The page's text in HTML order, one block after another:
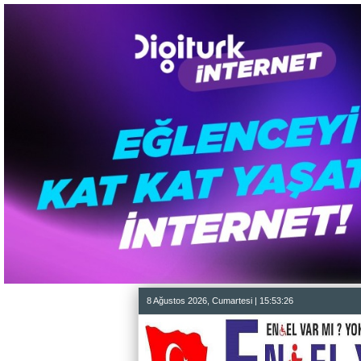
8 Ağustos 2026, Cumartesi | 15:53:27